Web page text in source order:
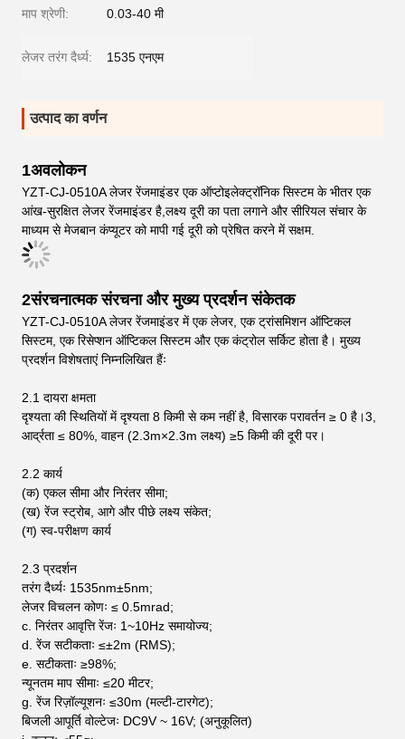
माप श्रेणी: 0.03-40 मी
लेजर तरंग दैर्ध्य: 1535 एनएम
उत्पाद का वर्णन
1अवलोकन
YZT-CJ-0510A लेजर रेंजमाइंडर एक ऑप्टोइलेक्ट्रॉनिक सिस्टम के भीतर एक
आंख-सुरक्षित लेजर रेंजमाइंडर है,लक्ष्य दूरी का पता लगाने और सीरियल संचार के
माध्यम से मेजबान कंप्यूटर को मापी गई दूरी को प्रेषित करने में सक्षम.
2संरचनात्मक संरचना और मुख्य प्रदर्शन संकेतक
YZT-CJ-0510A लेजर रेंजमाइंडर में एक लेजर, एक ट्रांसमिशन ऑप्टिकल
सिस्टम, एक रिसेप्शन ऑप्टिकल सिस्टम और एक कंट्रोल सर्किट होता है। मुख्य
प्रदर्शन विशेषताएं निम्नलिखित हैंः
2.1 दायरा क्षमता
दृश्यता की स्थितियों में दृश्यता 8 किमी से कम नहीं है, विसारक परावर्तन ≥ 0 है।3,
आर्द्रता ≤ 80%, वाहन (2.3m×2.3m लक्ष्य) ≥5 किमी की दूरी पर।
2.2 कार्य
(क) एकल सीमा और निरंतर सीमा;
(ख) रेंज स्ट्रोब, आगे और पीछे लक्ष्य संकेत;
(ग) स्व-परीक्षण कार्य
2.3 प्रदर्शन
तरंग दैर्ध्यः 1535nm±5nm;
लेजर विचलन कोणः ≤ 0.5mrad;
c. निरंतर आवृत्ति रेंजः 1~10Hz समायोज्य;
d. रेंज सटीकताः ≤±2m (RMS);
e. सटीकताः ≥98%;
न्यूनतम माप सीमाः ≤20 मीटर;
g. रेंज रिज़ॉल्यूशनः ≤30m (मल्टी-टारगेट);
बिजली आपूर्ति वोल्टेजः DC9V ~ 16V; (अनुकूलित)